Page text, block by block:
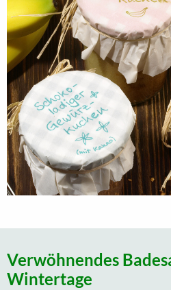
Verwöhnendes
Wintertage